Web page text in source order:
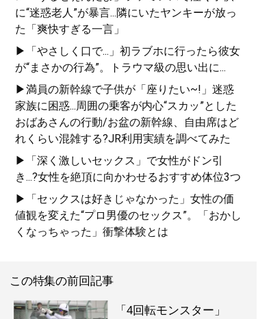
に“迷惑老人”が暴言...隣にいたヤンキーが放っ
た「爽快すぎる一言」
▶「やさしく口で...」初ラブホに行ったら彼女
が“まさかの行為”。トラウマ級の思い出に...
▶満員の新幹線で子供が「座りたい~!」迷惑
家族に困惑...周囲の乗客が内心“スカッ”とした
おばあさんの行動/お盆の新幹線、自由席はど
れくらい混雑する?JR利用実績を調べてみた
▶「深く激しいセックス」で女性がドン引
き...?女性を絶頂に向かわせるおすすめ体位3つ
▶「セックスは好きじゃなかった」女性の価
値観を変えた“プロ男優のセックス”。「おかし
くなっちゃった」衝撃体験とは
この特集の前回記事
「4回転モンスター」